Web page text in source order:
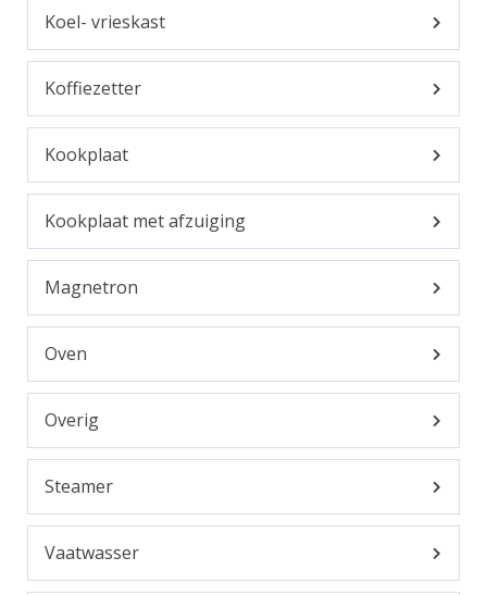
Koel- vrieskast
Koffiezetter
Kookplaat
Kookplaat met afzuiging
Magnetron
Oven
Overig
Steamer
Vaatwasser